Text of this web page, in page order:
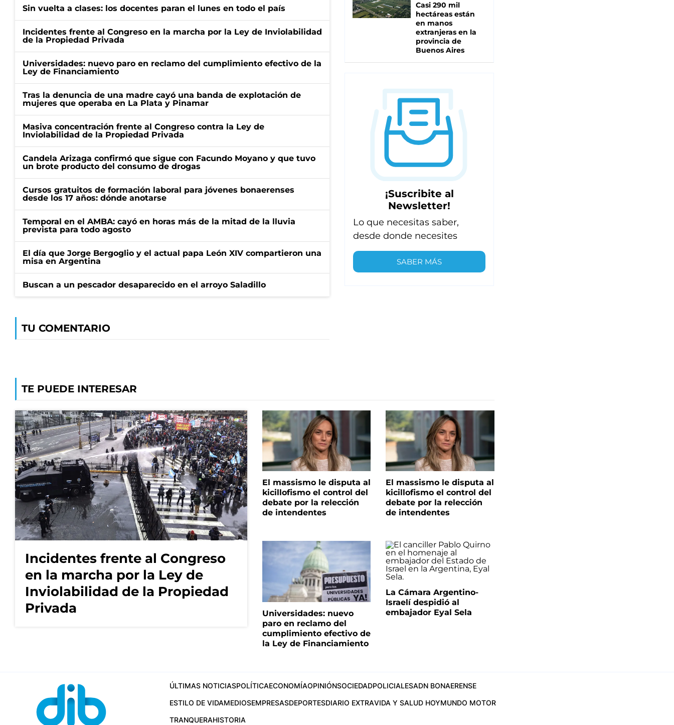
Sin vuelta a clases: los docentes paran el lunes en todo el país
Incidentes frente al Congreso en la marcha por la Ley de Inviolabilidad
de la Propiedad Privada
Universidades: nuevo paro en reclamo del cumplimiento efectivo de la
Ley de Financiamiento
Tras la denuncia de una madre cayó una banda de explotación de
mujeres que operaba en La Plata y Pinamar
Masiva concentración frente al Congreso contra la Ley de
Inviolabilidad de la Propiedad Privada
Candela Arizaga confirmó que sigue con Facundo Moyano y que tuvo
un brote producto del consumo de drogas
Cursos gratuitos de formación laboral para jóvenes bonaerenses
desde los 17 años: dónde anotarse
Temporal en el AMBA: cayó en horas más de la mitad de la lluvia
prevista para todo agosto
El día que Jorge Bergoglio y el actual papa León XIV compartieron una
misa en Argentina
Buscan a un pescador desaparecido en el arroyo Saladillo
TU COMENTARIO
Casi 290 mil
hectáreas están
en manos
extranjeras en la
provincia de
Buenos Aires
¡Suscribite al
Newsletter!
Lo que necesitas saber,
desde donde necesites
SABER MÁS
TE PUEDE INTERESAR
Incidentes frente al Congreso
en la marcha por la Ley de
Inviolabilidad de la Propiedad
Privada
El massismo le disputa al
kicillofismo el control del
debate por la relección
de intendentes
El massismo le disputa al
kicillofismo el control del
debate por la relección
de intendentes
Universidades: nuevo
paro en reclamo del
cumplimiento efectivo de
la Ley de Financiamiento
La Cámara Argentino-
Israelí despidió al
embajador Eyal Sela
ÚLTIMAS NOTICIASPOLÍTICAECONOMÍAOPINIÓNSOCIEDADPOLICIALESADN BONAERENSE
ESTILO DE VIDAMEDIOSEMPRESASDEPORTESDIARIO EXTRAVIDA Y SALUD HOYMUNDO MOTOR
TRANQUERAHISTORIA